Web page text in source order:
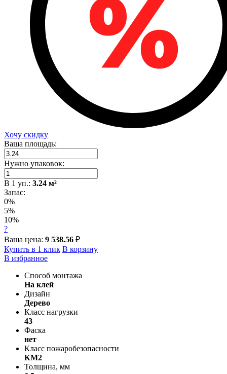
Хочу скидку
Ваша площадь:
Нужно упаковок:
В 1 уп.: 3.24 м²
Запас:
0%
5%
10%
?
Ваша цена: 9 538.56 ₽
Купить в 1 клик В корзину
В избранное
Способ монтажа
На клей
Дизайн
Дерево
Класс нагрузки
43
Фаска
нет
Класс пожаробезопасности
КМ2
Толщина, мм